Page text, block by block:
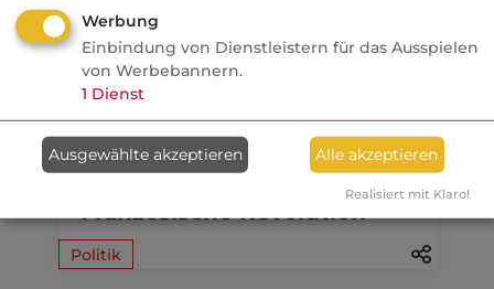
FONDS professionell
Studie: Ungleiche
Besteuerung begünstigte
Französische Revolution
Politik
Werbung
Einbindung von Dienstleistern für das Ausspielen
von Werbebannern.
1 Dienst
Ausgewählte akzeptieren Alle akzeptieren
Realisiert mit Klaro!